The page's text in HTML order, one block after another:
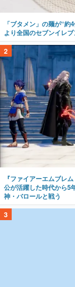
「ブタメン」の麺が“
より全国のセブンイレ
2
『ファイアーエムブレ
公が活躍した時代から5
神・バロールと戦う
3